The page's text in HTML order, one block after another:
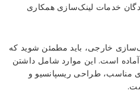
خدمات لینک‌سازی همکاری
خارجی، باید مطمئن شوید که
است. این موارد شامل داشتن
مناسب، طراحی ریسپانسیو و